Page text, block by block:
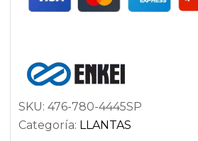
PLATA
SKU: 476-780-4445SP
Categoría: LLANTAS